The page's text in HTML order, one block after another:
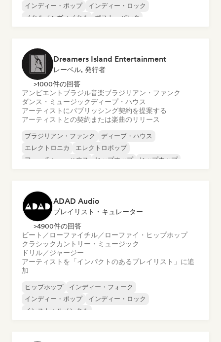
インディー・ポップ
インディー・ロック
メタル／ヘヴィメタル
ポスト・パンク
Dreamers Island Entertainment
レーベル, 発行者
>1000件の回答
アンビエント ブラジル音楽ブラジリアン・ファンク
ダンス・ミュージックディープ・ハウス
アーティストにパブリッシング契約を提案する
アーティストとの契約または楽曲のリリース
ブラジリアン・ファンク
ディープ・ハウス
エレクトロニカ
エレクトロポップ
フューチャー・ハウス
ヒップホップ
ヒップホップ
ADAD Audio
プレイリスト・キュレーター
>4900件の回答
ビート／ローファイチル／ローファイ・ヒップホップ
クラシック カントリー・ミュージック
ドリル／ジャージー
アーティストを「インパクトのあるプレイリスト」に追
加
ヒップホップ
インディー・フォーク
インディー・ポップ
インディー・ロック
インストゥルメンタル